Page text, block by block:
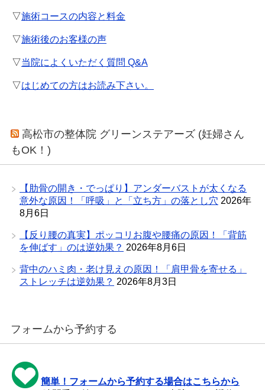
▽施術コースの内容と料金
▽施術後のお客様の声
▽当院によくいただく質問 Q&A
▽はじめての方はお読み下さい。
高松市の整体院 グリーンステアーズ (妊婦さん
もOK！)
【肋骨の開き・でっぱり】アンダーバストが太くなる
意外な原因！「呼吸」と「立ち方」の落とし穴 2026年
8月6日
【反り腰の真実】ポッコリお腹や腰痛の原因！「背筋
を伸ばす」のは逆効果？ 2026年8月6日
背中のハミ肉・老け見えの原因！「肩甲骨を寄せる」
ストレッチは逆効果？ 2026年8月3日
フォームから予約する
簡単！フォームから予約する場合はこちらから